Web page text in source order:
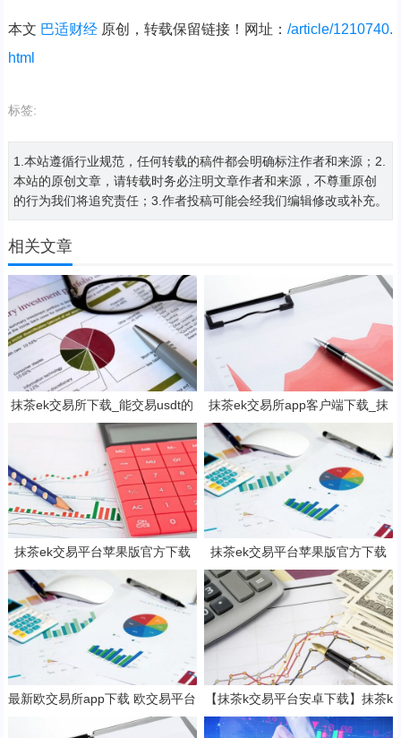
本文 巴适财经原创，转载保留链接！网址： /article/1210740.
html
标签:
1.本站遵循行业规范，任何转载的稿件都会明确标注作者和来源；2.
本站的原创文章，请转载时务必注明文章作者和来源，不尊重原创
的行为我们将追究责任；3.作者投稿可能会经我们编辑修改或补充。
相关文章
抹茶ek交易所下载_能交易usdt的
抹茶ek平台V6.1.0
抹茶ek交易所app客户端下载_抹
茶ek钱包v8.15.2下载
抹茶ek交易平台苹果版官方下载
抹茶b钱包v6.2.3下载地址
抹茶ek交易平台苹果版官方下载
抹茶b钱包v6.2.3下载地址
最新欧交易所app下载 欧交易平台
v6.17.0最新版
【抹茶k交易平台安卓下载】抹茶k
钱包官网2023下载v7.3.5